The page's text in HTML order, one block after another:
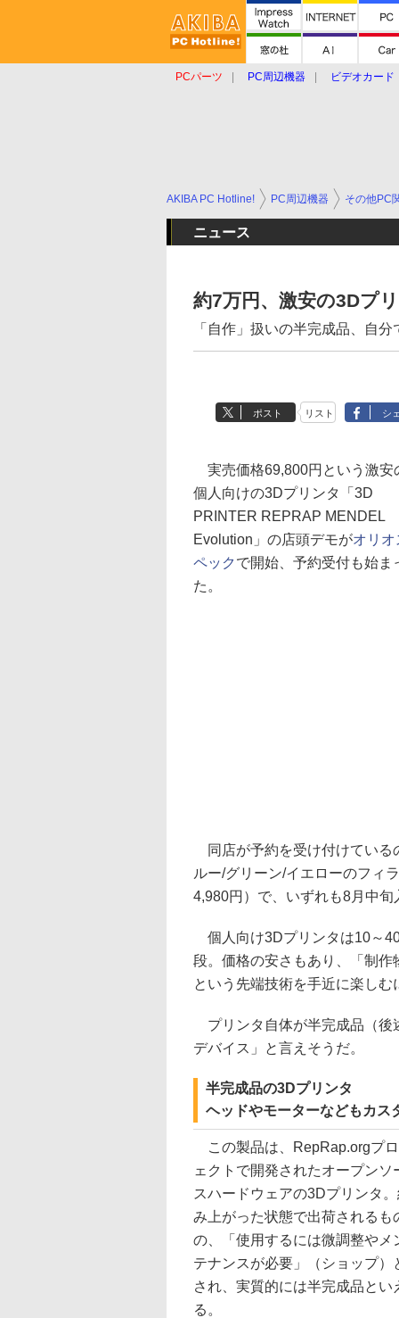
PCパーツ PC周辺機器
ビデオカード
AKIBA PC Hotline! PC周辺機器 その他PC
ニュース
約7万円、激安の3Dプ
「自作」扱いの半完成品、自
ポスト リスト シ
実売価格69,800円という激安
個人向けの3Dプリンタ「3D
PRINTER REPRAP MENDEL
Evolution」の店頭デモがオリオ
ペック で開始、予約受付も始ま
た。
同店が予約を受け付けている
ルー/グリーン/イエローのフィ
4,980円）で、いずれも8月中旬
個人向け3Dプリンタは10～
段。価格の安さもあり、「制
という先端技術を手近に楽しむ
プリンタ自体が半完成品（後
デバイス」と言えそうだ。
半完成品の3Dプリンタ
ヘッドやモーターなどもカス
この製品は、RepRap.orgプ
ェクトで開発されたオープンソ
スハードウェアの3Dプリンタ
み上がった状態で出荷されるも
の、「使用するには微調整やメ
テナンスが必要」（ショップ）
され、実質的には半完成品とい
る。